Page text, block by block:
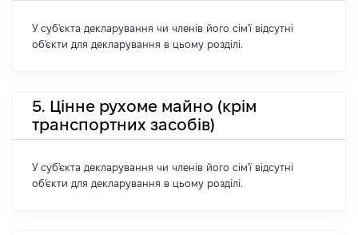
У суб'єкта декларування чи членів його сім'ї відсутні
об'єкти для декларування в цьому розділі.
5. Цінне рухоме майно (крім
транспортних засобів)
У суб'єкта декларування чи членів його сім'ї відсутні
об'єкти для декларування в цьому розділі.